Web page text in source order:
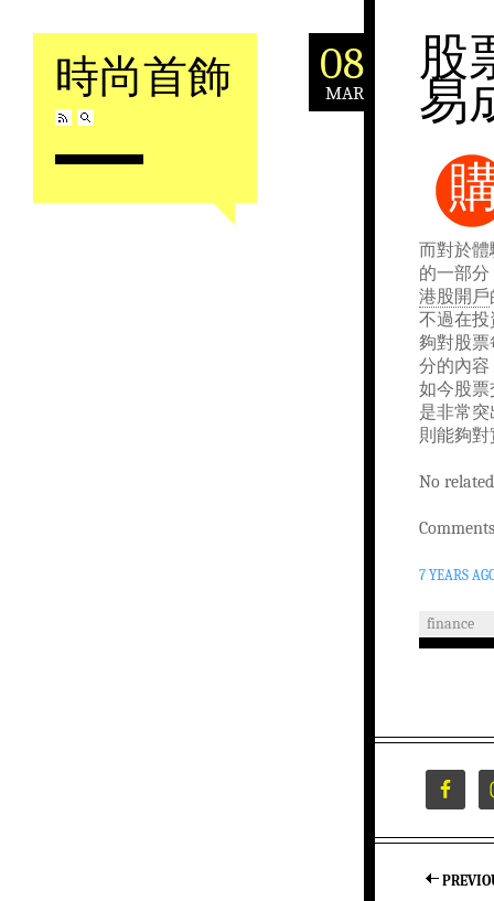
時尚首飾
Skip to content
08
MAR
股
易
而對於
的一部
港股開戶
不過在
夠對股
分的內
如今股票
是非常
則能夠
No
7 YEARS
finance